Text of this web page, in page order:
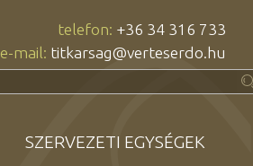
telefon: +36 34 316 733
e-mail: titkarsag@verteserdo.hu
SZERVEZETI EGYSÉGEK